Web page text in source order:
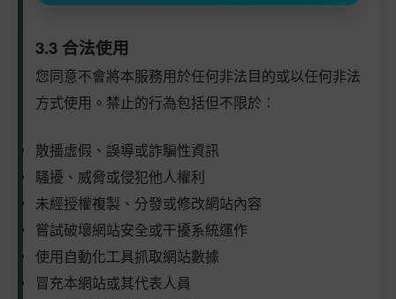
3.3 合法使用
您同意不會將本服務用於任何非法目的或以任何非法
方式使用。禁止的行為包括但不限於：
散播虛假、誤導或詐騙性資訊
騷擾、威脅或侵犯他人權利
未經授權複製、分發或修改網站內容
嘗試破壞網站安全或干擾系統運作
使用自動化工具抓取網站數據
冒充本網站或其代表人員